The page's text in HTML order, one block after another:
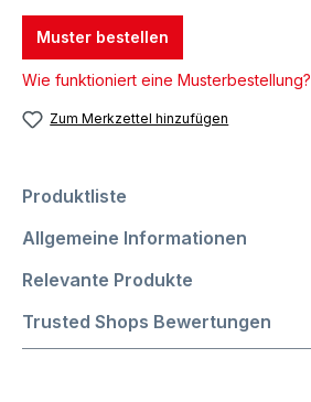
Muster bestellen
Wie funktioniert eine Musterbestellung?
Zum Merkzettel hinzufügen
Produktliste
Allgemeine Informationen
Relevante Produkte
Trusted Shops Bewertungen